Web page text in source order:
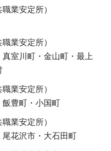
職業安定所）
職業安定所）
室川町・金山町・最上
職業安定所）
豊町・小国町
職業安定所）
花沢市・大石田町